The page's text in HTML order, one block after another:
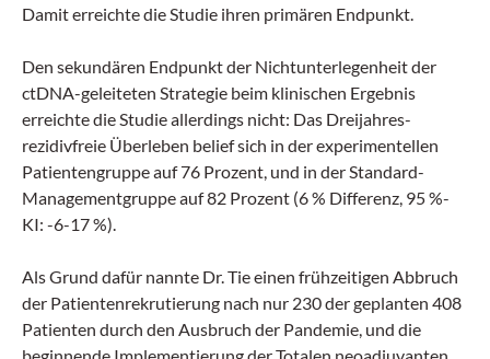
Damit erreichte die Studie ihren primären Endpunkt.
Den sekundären Endpunkt der Nichtunterlegenheit der
ctDNA-geleiteten Strategie beim klinischen Ergebnis
erreichte die Studie allerdings nicht: Das Dreijahres-
rezidivfreie Überleben belief sich in der experimentellen
Patientengruppe auf 76 Prozent, und in der Standard-
Managementgruppe auf 82 Prozent (6 % Differenz, 95 %-
KI: -6-17 %).
Als Grund dafür nannte Dr. Tie einen frühzeitigen Abbruch
der Patientenrekrutierung nach nur 230 der geplanten 408
Patienten durch den Ausbruch der Pandemie, und die
beginnende Implementierung der Totalen neoadjuvanten